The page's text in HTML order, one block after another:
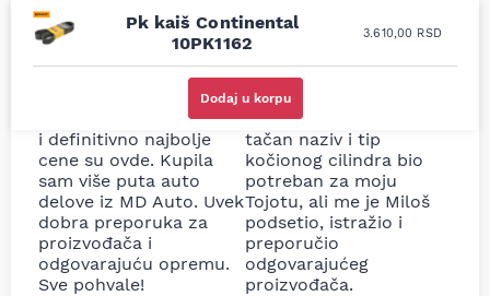
Pk kaiš Continental
10PK1162
3.610,00 RSD
Dodaj u korpu
Uporedila sam sve
prodavnice auto delova
i definitivno najbolje
cene su ovde. Kupila
sam više puta auto
delove iz MD Auto. Uvek
dobra preporuka za
proizvođača i
odgovarajuću opremu.
Sve pohvale!
Odlična usluga i
ljubazni prodavci.
Nisam bio siguran koji je
tačan naziv i tip
kočionog cilindra bio
potreban za moju
Tojotu, ali me je Miloš
podsetio, istražio i
preporučio
odgovarajućeg
proizvođača.